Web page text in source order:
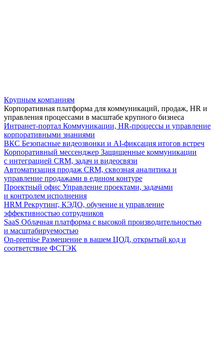
Крупным компаниям
Корпоративная платформа для коммуникаций, продаж, HR и
управления процессами в масштабе крупного бизнеса
Интранет-портал Коммуникации, HR-процессы и управление
корпоративными знаниями
ВКС Безопасные видеозвонки и AI-фиксация итогов встреч
Корпоративный мессенджер Защищенные коммуникации
с интеграцией CRM, задач и видеосвязи
Автоматизация продаж CRM, сквозная аналитика и
управление продажами в едином контуре
Проектный офис Управление проектами, задачами
и контролем исполнения
HRM Рекрутинг, КЭДО, обучение и управление
эффективностью сотрудников
SaaS Облачная платформа с высокой производительностью
и масштабируемостью
On-premise Размещение в вашем ЦОД, открытый код и
соответствие ФСТЭК